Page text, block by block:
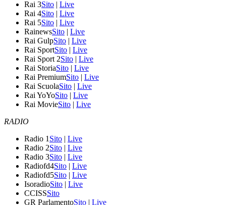
Rai 3Sito | Live
Rai 4Sito | Live
Rai 5Sito | Live
RainewsSito | Live
Rai GulpSito | Live
Rai SportSito | Live
Rai Sport 2Sito | Live
Rai StoriaSito | Live
Rai PremiumSito | Live
Rai ScuolaSito | Live
Rai YoYoSito | Live
Rai MovieSito | Live
RADIO
Radio 1 Sito | Live
Radio 2Sito | Live
Radio 3Sito | Live
Radiofd4Sito | Live
Radiofd5Sito | Live
IsoradioSito | Live
CCISSSito
GR ParlamentoSito | Live